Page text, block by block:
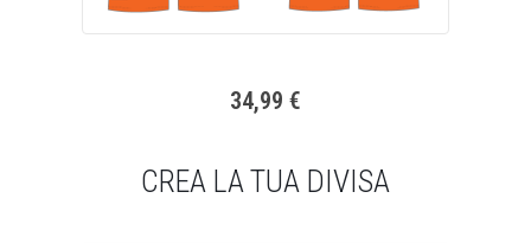
34,99 €
CREA LA TUA DIVISA